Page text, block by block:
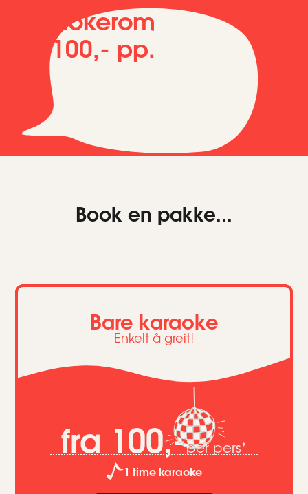
Karaokerom
fra 100,- pp.
Book en pakke...
Bare karaoke
Enkelt å greit!
fra 100,-per pers*
1 time karaoke